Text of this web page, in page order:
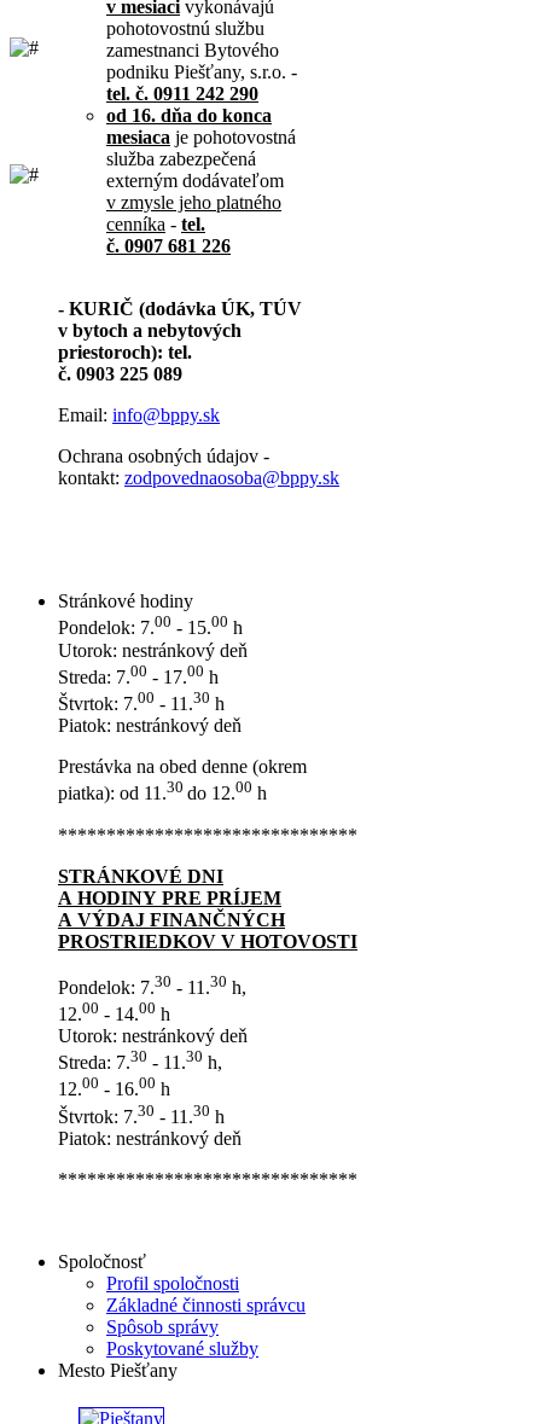
v mesiaci vykonávajú
pohotovostnú službu
zamestnanci Bytového
podniku Piešťany, s.r.o. -
tel. č. 0911 242 290
od 16. dňa do konca
mesiaca je pohotovostná
služba zabezpečená
externým dodávateľom
v zmysle jeho platného
cenníka - tel.
č. 0907 681 226
- KURIČ (dodávka ÚK, TÚV
v bytoch a nebytových
priestoroch): tel.
č. 0903 225 089
Email: info@bppy.sk
Ochrana osobných údajov -
kontakt: zodpovednaosoba@bppy.sk
Stránkové hodiny
Pondelok: 7.00 - 15.00 h
Utorok: nestránkový deň
Streda: 7.00 - 17.00 h
Štvrtok: 7.00 - 11.30 h
Piatok: nestránkový deň
Prestávka na obed denne (okrem
piatka): od 11.30 do 12.00 h
*******************************
STRÁNKOVÉ DNI
A HODINY PRE PRÍJEM
A VÝDAJ FINANČNÝCH
PROSTRIEDKOV V HOTOVOSTI
Pondelok: 7.30 - 11.30 h,
12.00 - 14.00 h
Utorok: nestránkový deň
Streda: 7.30 - 11.30 h,
12.00 - 16.00 h
Štvrtok: 7.30 - 11.30 h
Piatok: nestránkový deň
*******************************
Spoločnosť
Profil spoločnosti
Základné činnosti správcu
Spôsob správy
Poskytované služby
Mesto Piešťany